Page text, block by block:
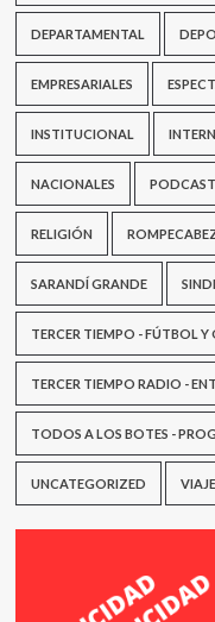
DEPARTAMENTAL
EMPRESARIALES
INSTITUCIONAL
NACIONALES PODCAST
RELIGIÓN
SARANDÍ GRANDE
TERCER TIEMPO - FÚTBOL Y
TERCER TIEMPO RADIO -
TODOS A LOS BOTES -
UNCATEGORIZED